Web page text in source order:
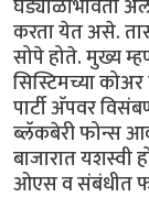
घड्याळाभोवती
करता येत असे.
सोपे होते. मुख्य
सिस्टिमच्या कोअर
पार्टी अ‍ॅपवर
ब्लॅकबेरी फोन्स
बाजारात यशस्वी
ओएस व संबंधीत